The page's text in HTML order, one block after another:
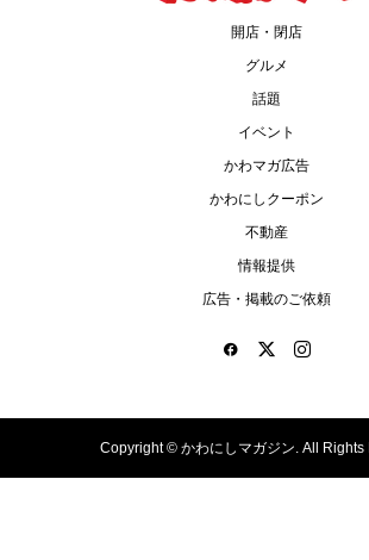
開店・閉店
グルメ
話題
イベント
かわマガ広告
かわにしクーポン
不動産
情報提供
広告・掲載のご依頼
Copyright ©かわにしマガジン. All Rights